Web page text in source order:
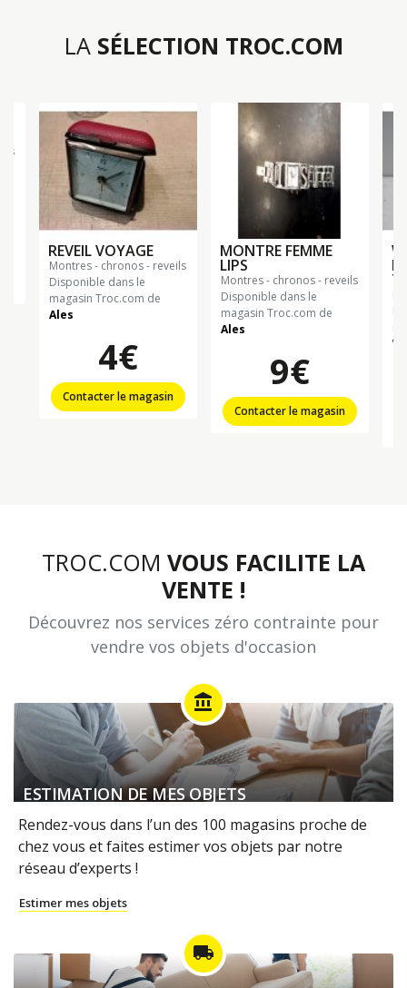
LA SÉLECTION TROC.COM
REVEIL VOYAGE
montres - chronos - reveils
Disponible dans le
magasin Troc.com de
Ales
4€
Contacter le magasin
MONTRE FEMME
LIPS
montres - chronos - reveils
Disponible dans le
magasin Troc.com de
Ales
9€
Contacter le magasin
TROC.COM VOUS FACILITE LA
VENTE !
Découvrez nos services zéro contrainte pour
vendre vos objets d'occasion
account_balance
ESTIMATION DE MES OBJETS
Rendez-vous dans l’un des 100 magasins proche de
chez vous et faites estimer vos objets par notre
réseau d’experts !
Estimer mes objets
local_shipping